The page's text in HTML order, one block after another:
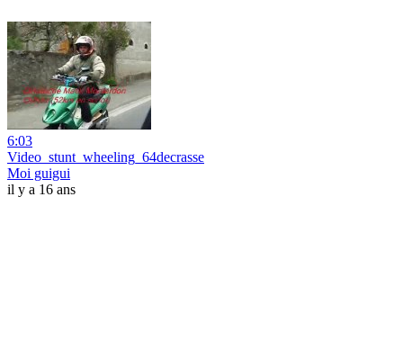
6:03
Video_stunt_wheeling_64decrasse
Moi guigui
il y a 16 ans